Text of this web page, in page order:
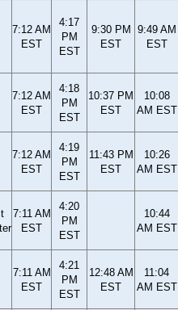
7:12 AM
EST
4:17
PM
EST
9:30 PM
EST
9:49 AM
EST
7:12 AM
EST
4:18
PM
EST
10:37 PM
EST
10:08
AM EST
7:12 AM
EST
4:19
PM
EST
11:43 PM
EST
10:26
AM EST
7:11 AM
EST
4:20
PM
EST
10:44
AM EST
7:11 AM
EST
4:21
PM
EST
12:48 AM
EST
11:04
AM EST